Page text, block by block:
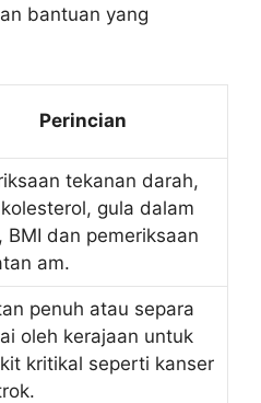
bantuan yang
Perincian
tekanan darah,
gula dalam
BMI dan pemeriksaan
am.
penuh atau separa
oleh kerajaan untuk
kritikal seperti kanser